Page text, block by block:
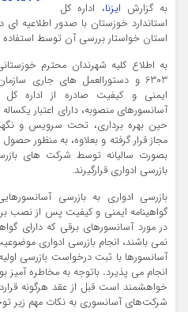
به گزارش ایزنا، اداره کل
استاندارد خوزستان با صدور اطلاعیه
استان خواستار بررسی آن توسط استفاده
6303 و دستورالعمل های جاری
ایمنی و کیفیت صادره از اداره
آسانسورهای منصوبه، دارای اعتبار
حین بهره برداری، تحت سرویس و
مجاز قرار گرفته و بعلاوه، به منظور حصول
بصورت سالیانه توسط شرکت های
بازرسی ادواری قرارگیرند.
بازرسي ادواري به بازرسي
گواهينامه ايمني و كيفيت پس از نصب
در مورد آسانسورهاي برقي كه داراي
نمي باشند، انجام بازرسي ادواري
آسانسورها با ثبت درخواست بازرسي
انجام مي پذيرد. باتوجه به مخاطره آمیز
خواهشمند است قبل از عقد هرگونه
شرکت‌های آسانسوری به نکات مهم زیر